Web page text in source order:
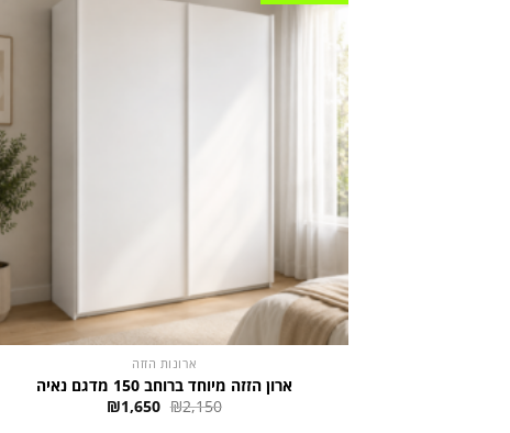
ארונות הזזה
ארון הזזה מיוחד ברוחב 150 מדגם נאיה
₪2,150 המחיר
המקורי
₪1,650 המחיר